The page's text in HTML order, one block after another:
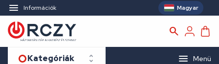
Információk Magyar
Kategóriák Menü